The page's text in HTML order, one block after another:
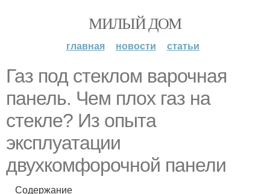
МИЛЫЙ ДОМ
главная новости статьи
Газ под стеклом варочная
панель. Чем плох газ на
стекле? Из опыта
эксплуатации
двухкомфорочной панели
Содержание